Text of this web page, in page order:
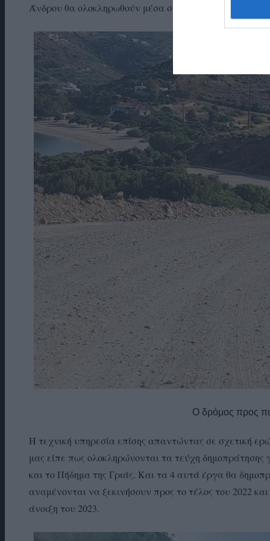
Άνδρου θα ολοκληρωθούν μέσα στο εφετινό καλοκαίρι.
Ο δρόμος προς
Η τεχνική υπηρεσία επίσης απαντώντας σε σχετική
μας είπε πως ολοκληρώνονται τα τεύχη
και το Πήδημα της Γριάς. Και τα 4 αυτά έργα θα
αναμένονται να ξεκινήσουν προς το τέλος του 2022
άνοιξη του 2023.